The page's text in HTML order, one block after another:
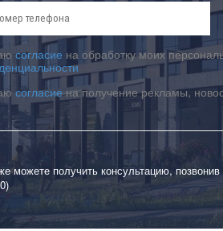
согласие на обработку моих
согласиена получение рекламы,
можете получить консультацию,